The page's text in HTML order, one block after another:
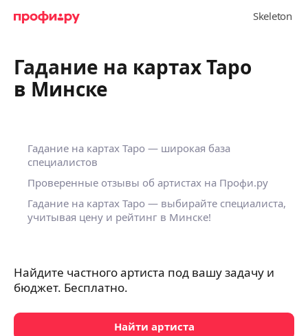
Гадание на картах Таро
в Минске
Гадание на картах Таро — широкая база
специалистов
Проверенные отзывы об артистах на Профи.ру
Гадание на картах Таро — выбирайте специалиста,
учитывая цену и рейтинг в Минске!
Найдите частного артиста под вашу задачу и
бюджет. Бесплатно.
Найти артиста